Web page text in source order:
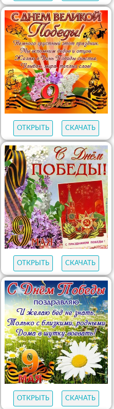
ОТКРЫТЬ СКАЧАТЬ
ОТКРЫТЬ СКАЧАТЬ
ОТКРЫТЬ СКАЧАТЬ